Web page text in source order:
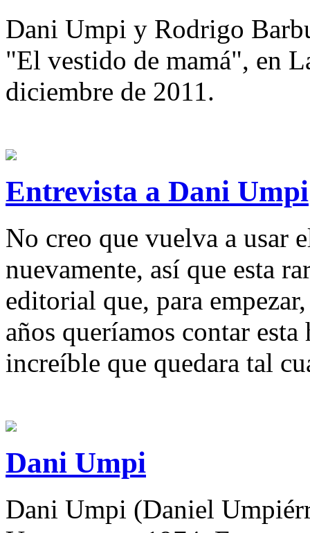
Dani Umpi y Rodrigo
"El vestido de mamá", en
diciembre de 2011.
Entrevista a Dani Umpi
No creo que vuelva a usar
nuevamente, así que esta
editorial que, para
años queríamos contar
increíble que quedara tal
Dani Umpi
Dani Umpi (Daniel